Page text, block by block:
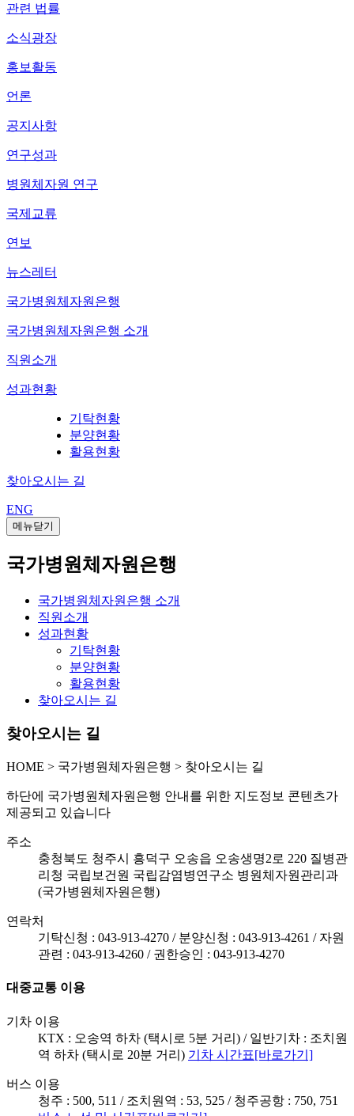
관련 법률
소식광장
홍보활동
언론
공지사항
연구성과
병원체자원 연구
국제교류
연보
뉴스레터
국가병원체자원은행
국가병원체자원은행 소개
직원소개
성과현황
기탁현황
분양현황
활용현황
찾아오시는 길
ENG
메뉴닫기
국가병원체자원은행
국가병원체자원은행 소개
직원소개
성과현황
기탁현황
분양현황
활용현황
찾아오시는 길
찾아오시는 길
HOME > 국가병원체자원은행 > 찾아오시는 길
하단에 국가병원체자원은행 안내를 위한 지도정보 콘텐츠가
제공되고 있습니다
주소
충청북도 청주시 흥덕구 오송읍 오송생명2로 220 질병관
리청 국립보건원 국립감염병연구소 병원체자원관리과
(국가병원체자원은행)
연락처
기탁신청 : 043-913-4270 / 분양신청 : 043-913-4261 / 자원
관련 : 043-913-4260 / 권한승인 : 043-913-4270
대중교통 이용
기차 이용
KTX : 오송역 하차 (택시로 5분 거리) / 일반기차 : 조치원
역 하차 (택시로 20분 거리) 기차 시간표[바로가기]
버스 이용
청주 : 500, 511 / 조치원역 : 53, 525 / 청주공항 : 750, 751